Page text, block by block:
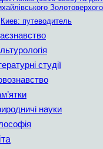
Киев: путеводитель
студії
науки